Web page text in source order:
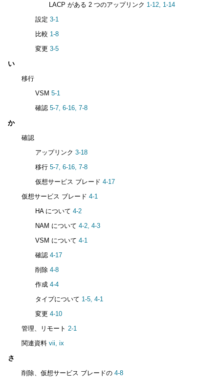
LACP がある 2 つのアップリンク 1-12, 1-14
設定 3-1
比較 1-8
変更 3-5
い
移行
VSM 5-1
確認 5-7, 6-16, 7-8
か
確認
アップリンク 3-18
移行 5-7, 6-16, 7-8
仮想サービス ブレード 4-17
仮想サービス ブレード 4-1
HA について 4-2
NAM について 4-2, 4-3
VSM について 4-1
確認 4-17
削除 4-8
作成 4-4
タイプについて 1-5, 4-1
変更 4-10
管理、リモート 2-1
関連資料 vii, ix
さ
削除、仮想サービス ブレードの 4-8